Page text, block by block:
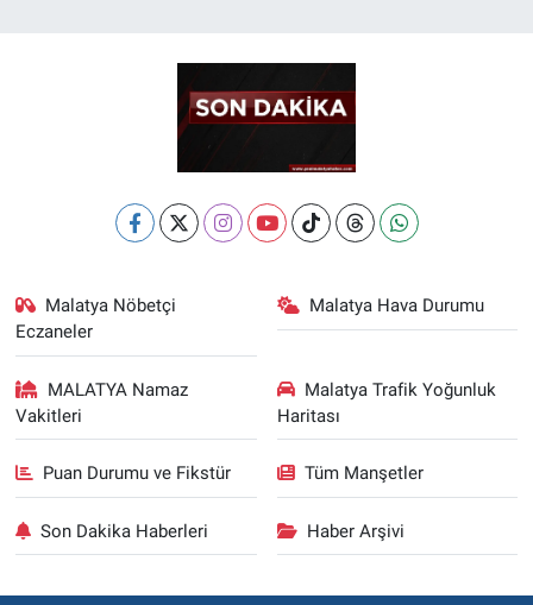
Malatya Nöbetçi
Eczaneler
Malatya Hava Durumu
MALATYA Namaz
Vakitleri
Malatya Trafik Yoğunluk
Haritası
Puan Durumu ve Fikstür Tüm Manşetler
Son Dakika Haberleri Haber Arşivi